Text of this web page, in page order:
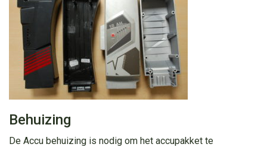
Behuizing
De Accu behuizing is nodig om het accupakket te